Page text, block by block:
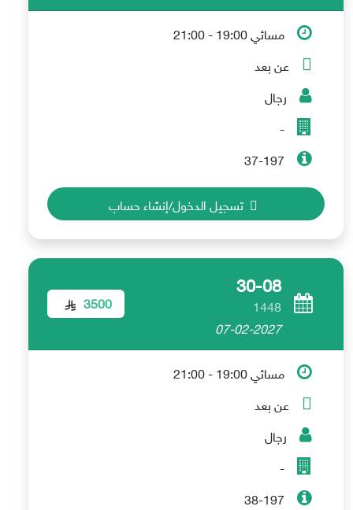
مسائي 19:00 - 21:00
عن بعد
رجال
-
37-197
تسجيل الدخول/إنشاء حساب
30-08
1448
07-02-2027
3500
مسائي 19:00 - 21:00
عن بعد
رجال
-
38-197